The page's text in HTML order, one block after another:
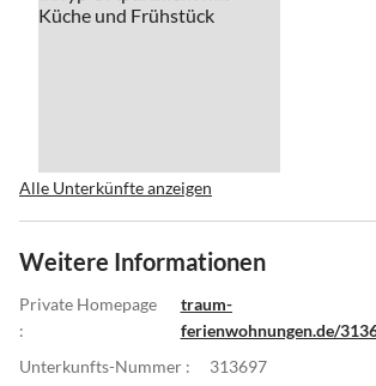
Alle Unterkünfte anzeigen
Weitere Informationen
Private Homepage
:
traum-
ferienwohnungen.de/
Unterkunfts-Nummer :
313697